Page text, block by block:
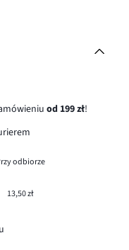
od 199 zł!
odbiorze
13,50 zł